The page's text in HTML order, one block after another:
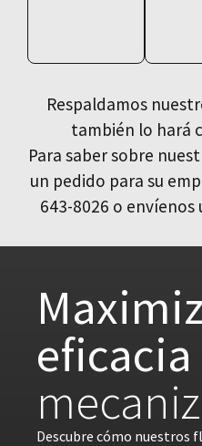
Respaldamos
también lo hará
Para saber sobre
un pedido para su
643-8026 o envíenos
Descubre cómo nuestros